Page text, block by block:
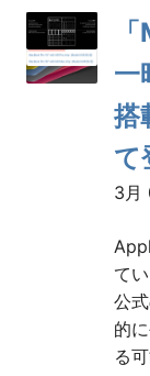
一
搭
て
3月
て
公
的
る